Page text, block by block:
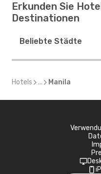
Erkunden Sie
Destinationen
Beliebte Städte
Hotels ... Manila